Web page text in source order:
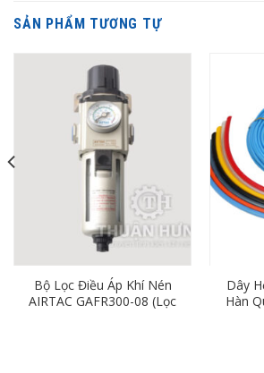
SẢN PHẨM TƯƠNG TỰ
Bộ Lọc Điều Áp Khí Nén
AIRTAC GAFR300-08 (Lọc
Dây
Hàn